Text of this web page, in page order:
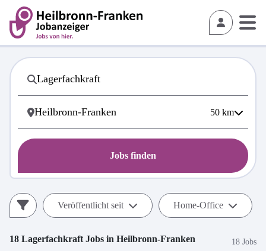
50 km
Jobs finden
Veröffentlicht seit Home-Office
18 Lagerfachkraft Jobs in Heilbronn-Franken 18 Jobs